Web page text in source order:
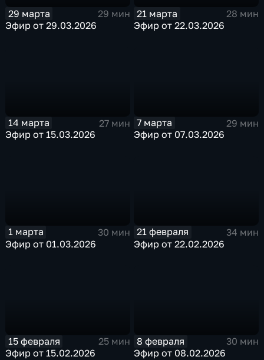
29 марта
29 мин
Эфир от 29.03.2026
21 марта
28 мин
Эфир от 22.03.2026
14 марта
27 мин
Эфир от 15.03.2026
7 марта
29 мин
Эфир от 07.03.2026
1 марта
30 мин
Эфир от 01.03.2026
21 февраля
34 мин
Эфир от 22.02.2026
15 февраля
25 мин
Эфир от 15.02.2026
8 февраля
30 мин
Эфир от 08.02.2026